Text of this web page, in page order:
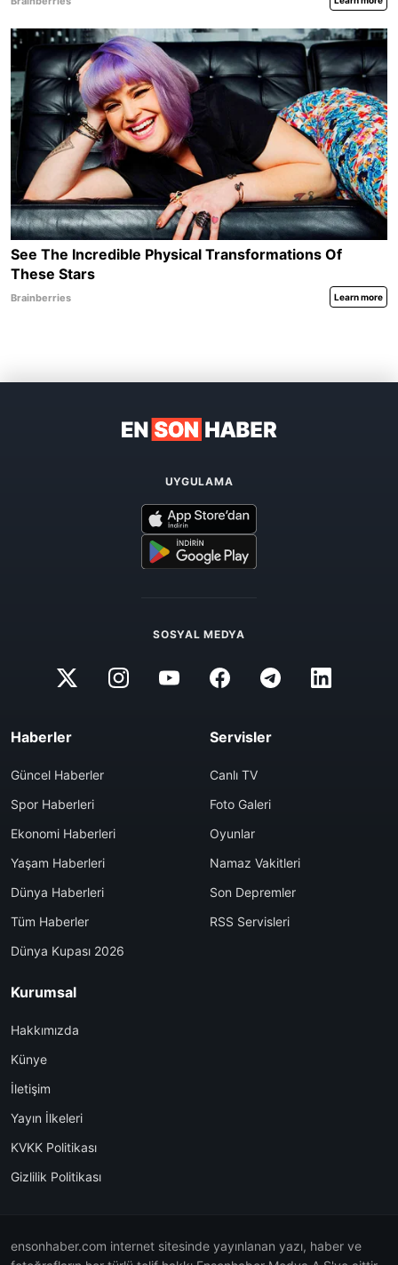
UYGULAMA
SOSYAL MEDYA
Haberler
Güncel Haberler
Spor Haberleri
Ekonomi Haberleri
Yaşam Haberleri
Dünya Haberleri
Tüm Haberler
Dünya Kupası 2026
Servisler
Canlı TV
Foto Galeri
Oyunlar
Namaz Vakitleri
Son Depremler
RSS Servisleri
Kurumsal
Hakkımızda
Künye
İletişim
Yayın İlkeleri
KVKK Politikası
Gizlilik Politikası
ensonhaber.com internet sitesinde yayınlanan yazı, haber ve